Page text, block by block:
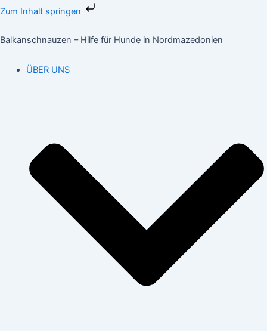
Zum Inhalt springen
Zum
springen
Balkanschnauzen – Hilfe für Hunde in Nordmazedonien
ÜBER UNS